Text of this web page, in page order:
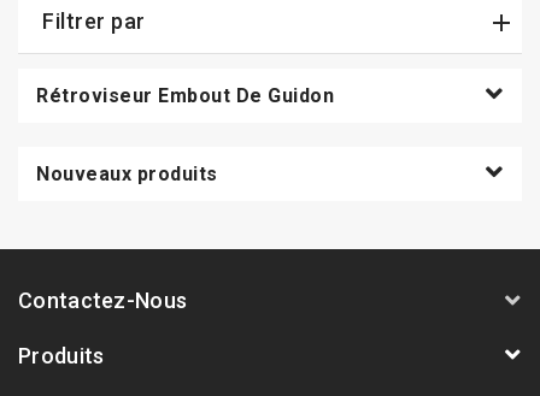
Filtrer par
Rétroviseur Embout De Guidon
Nouveaux produits
Contactez-Nous
Produits